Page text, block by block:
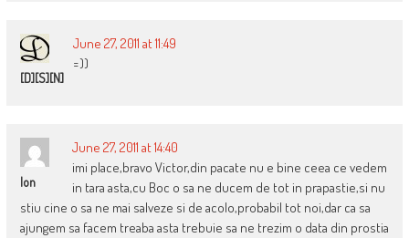
[D][S][N]
June 27, 2011 at 11:49
=))
Ion
June 27, 2011 at 14:40
imi place,bravo Victor,din pacate nu e bine ceea ce vedem
in tara asta,cu Boc o sa ne ducem de tot in prapastie,si nu
stiu cine o sa ne mai salveze si de acolo,probabil tot noi,dar ca sa
ajungem sa facem treaba asta trebuie sa ne trezim o data din prostia